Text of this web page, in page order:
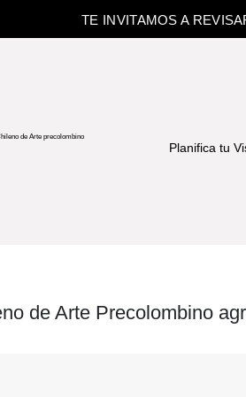
TE INVITAMOS A
Planifica tu
de Arte Precolombino